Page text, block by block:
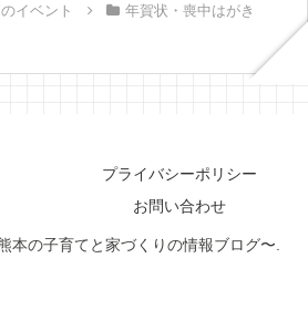
イベント 年賀状・喪中はがき
プライバシーポリシー
お問い合わせ
本の子育てと家づくりの情報ブログ〜.